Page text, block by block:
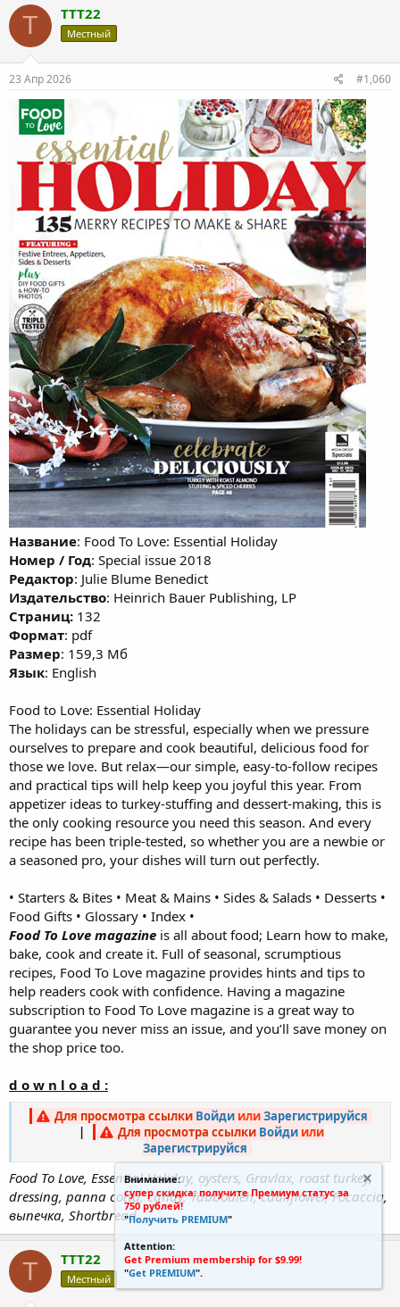
T TTT22
Местный
23 Апр 2026 #1,060
Название: Food To Love: Essential Holiday
Номер / Год: Special issue 2018
Редактор: Julie Blume Benedict
Издательство: Heinrich Bauer Publishing, LP
Cтраниц: 132
Формат: pdf
Размер: 159,3 Мб
Язык: English
Food to Love: Essential Holiday
The holidays can be stressful, especially when we pressure
ourselves to prepare and cook beautiful, delicious food for
those we love. But relax—our simple, easy-to-follow recipes
and practical tips will help keep you joyful this year. From
appetizer ideas to turkey-stuffing and dessert-making, this is
the only cooking resource you need this season. And every
recipe has been triple-tested, so whether you are a newbie or
a seasoned pro, your dishes will turn out perfectly.
• Starters & Bites • Meat & Mains • Sides & Salads • Desserts •
Food Gifts • Glossary • Index •
Food To Love magazine is all about food; Learn how to make,
bake, cook and create it. Full of seasonal, scrumptious
recipes, Food To Love magazine provides hints and tips to
help readers cook with confidence. Having a magazine
subscription to Food To Love magazine is a great way to
guarantee you never miss an issue, and you’ll save money on
the shop price too.
d o w n l o a d :
Для просмотра ссылки Войди илиЗарегистрируйся
|
Для просмотра ссылки Войди или
Зарегистрируйся
Food To Love, Essential Holiday, oysters, Gravlax, roast turkey,
dressing, panna cotta, candy, Tabbouleh, cauliflower, Focaccia,
выпечка, Shortbread,
T TTT22
Местный
Внимание:
супер скидка: получите Премиум статус за
750 рублей!
"Получить PREMIUM"
Attention:
Get Premium membership for $9.99!
"Get PREMIUM".